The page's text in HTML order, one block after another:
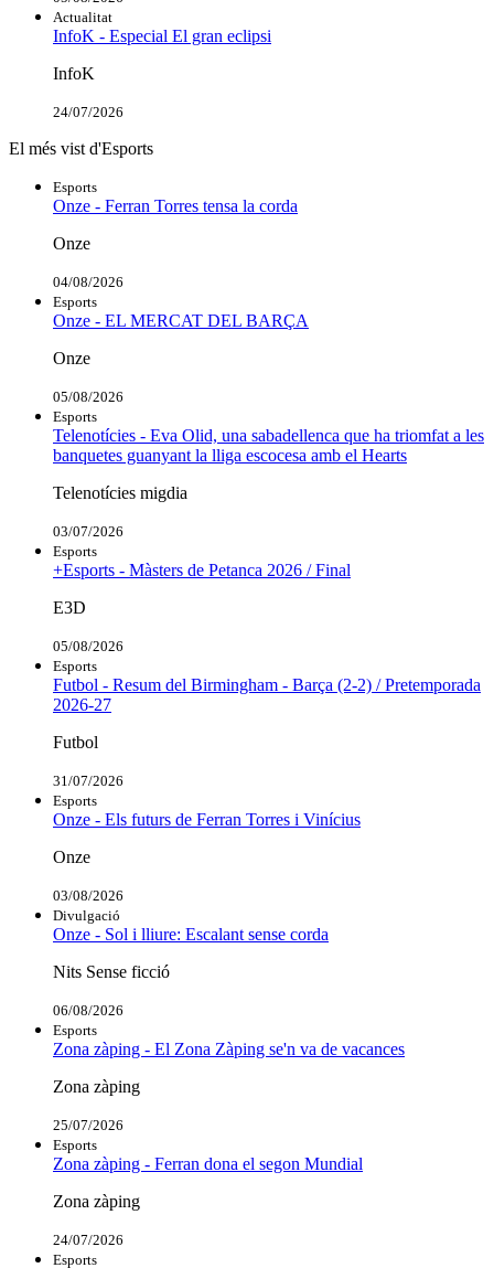
Actualitat
InfoK - Especial El gran eclipsi
InfoK
24/07/2026
El més vist d'Esports
Esports
Onze - Ferran Torres tensa la corda
Onze
04/08/2026
Esports
Onze - EL MERCAT DEL BARÇA
Onze
05/08/2026
Esports
Telenotícies - Eva Olid, una sabadellenca que ha triomfat a les
banquetes guanyant la lliga escocesa amb el Hearts
Telenotícies migdia
03/07/2026
Esports
+Esports - Màsters de Petanca 2026 / Final
E3D
05/08/2026
Esports
Futbol - Resum del Birmingham - Barça (2-2) / Pretemporada
2026-27
Futbol
31/07/2026
Esports
Onze - Els futurs de Ferran Torres i Vinícius
Onze
03/08/2026
Divulgació
Onze - Sol i lliure: Escalant sense corda
Nits Sense ficció
06/08/2026
Esports
Zona zàping - El Zona Zàping se'n va de vacances
Zona zàping
25/07/2026
Esports
Zona zàping - Ferran dona el segon Mundial
Zona zàping
24/07/2026
Esports